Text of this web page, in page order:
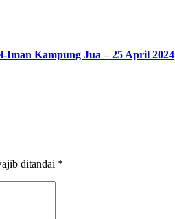
Iman Kampung Jua – 25 April 2024
ditandai *